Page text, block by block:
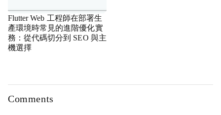
Flutter Web 工程師在部署生
產環境時常見的進階優化實
務：從代碼切分到 SEO 與主
機選擇
Comments